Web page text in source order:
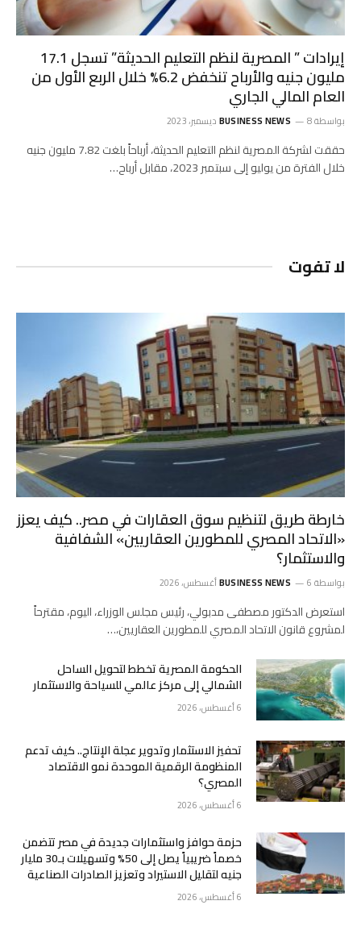
إيرادات ” المصرية لنظم التعليم الحديثة” تسجل 17.1
مليون جنيه والأرباح تنخفض 6.2% خلال الربع الأول من
العام المالي الجاري
بواسطة BUSINESS NEWS 8 ديسمبر، 2023
حققت لشركة المصرية لنظم التعليم الحديثة، أرباحاً بلغت 7.82 مليون جنيه
خلال الفترة من يوليو إلى سبتمبر 2023، مقابل أرباح…
لا تفوت
خارطة طريق لتنظيم سوق العقارات في مصر.. كيف يعزز
«الاتحاد المصري للمطورين العقاريين» الشفافية
والاستثمار؟
بواسطة BUSINESS NEWS 6 أغسطس، 2026
استعرض الدكتور مصطفى مدبولي، رئيس مجلس الوزراء، اليوم، مقترحاً
لمشروع قانون الاتحاد المصري للمطورين العقاريين،…
الحكومة المصرية تخطط لتحويل الساحل
الشمالي إلى مركز عالمي للسياحة والاستثمار
6 أغسطس، 2026
تحفيز الاستثمار وتدوير عجلة الإنتاج.. كيف تدعم
المنظومة الرقمية الموحدة نمو الاقتصاد
المصري؟
6 أغسطس، 2026
حزمة حوافز واستثمارات جديدة في مصر تتضمن
خصماً ضريبياً يصل إلى 50% وتسهيلات بـ30 مليار
جنيه لتقليل الاستيراد وتعزيز الصادرات الصناعية
6 أغسطس، 2026